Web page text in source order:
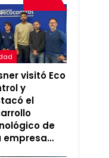
visitó Eco
y
el
de
empresa…